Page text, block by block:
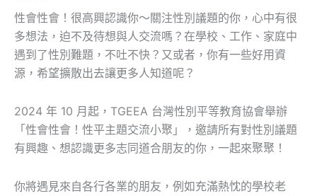
性會性會！很高興認識你～關注性別議題的你，心中有很
多想法，迫不及待想與人交流嗎？在學校、工作、家庭中
遇到了性別難題，不吐不快？又或者，你有一些好用資
源，希望擴散出去讓更多人知道呢？
2024 年 10 月起，TGEEA 台灣性別平等教育協會舉辦
「性會性會！性平主題交流小聚」，邀請所有對性別議題
有興趣、想認識更多志同道合朋友的你，一起來聚聚！
你將遇見來自各行各業的朋友，例如充滿熱忱的學校老